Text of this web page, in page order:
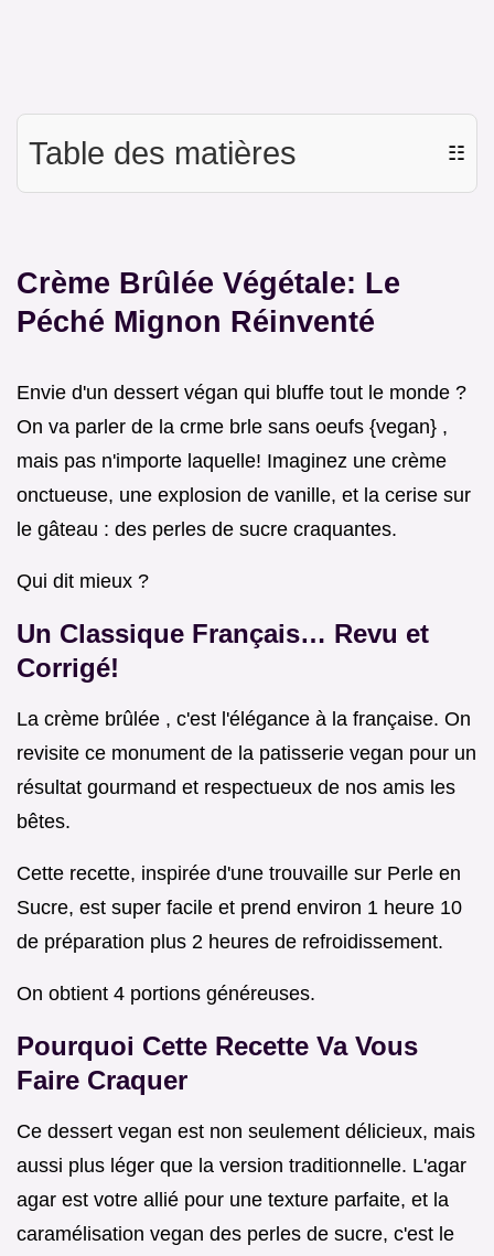
Table des matières ☷
Crème Brûlée Végétale: Le
Péché Mignon Réinventé
Envie d'un dessert végan qui bluffe tout le monde ?
On va parler de la crme brle sans oeufs {vegan} ,
mais pas n'importe laquelle! Imaginez une crème
onctueuse, une explosion de vanille, et la cerise sur
le gâteau : des perles de sucre craquantes.
Qui dit mieux ?
Un Classique Français… Revu et
Corrigé!
La crème brûlée , c'est l'élégance à la française. On
revisite ce monument de la patisserie vegan pour un
résultat gourmand et respectueux de nos amis les
bêtes.
Cette recette, inspirée d'une trouvaille sur Perle en
Sucre, est super facile et prend environ 1 heure 10
de préparation plus 2 heures de refroidissement.
On obtient 4 portions généreuses.
Pourquoi Cette Recette Va Vous
Faire Craquer
Ce dessert vegan est non seulement délicieux, mais
aussi plus léger que la version traditionnelle. L'agar
agar est votre allié pour une texture parfaite, et la
caramélisation vegan des perles de sucre, c'est le